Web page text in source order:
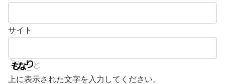
サイト
上に表示された文字を入力してください。